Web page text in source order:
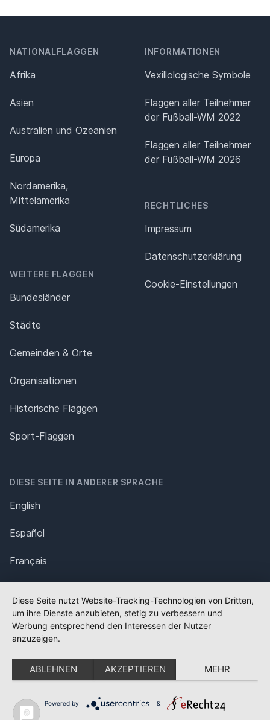
NATIONALFLAGGEN
Afrika
Asien
Australien und Ozeanien
Europa
Nordamerika,
Mittelamerika
Südamerika
WEITERE FLAGGEN
Bundesländer
Städte
Gemeinden & Orte
Organisationen
Historische Flaggen
Sport-Flaggen
INFORMATIONEN
Vexillologische Symbole
Flaggen aller Teilnehmer
der Fußball-WM 2022
Flaggen aller Teilnehmer
der Fußball-WM 2026
RECHTLICHES
Impressum
Datenschutz­erklärung
Cookie-Einstellungen
DIESE SEITE IN ANDERER SPRACHE
English
Español
Français
Polska
Português
Nederlands
Svenska
Diese Seite nutzt Website-Tracking-Technologien von Dritten,
um ihre Dienste anzubieten, stetig zu verbessern und
Werbung entsprechend den Interessen der Nutzer
anzuzeigen.
ABLEHNEN AKZEPTIEREN MEHR
Powered by &